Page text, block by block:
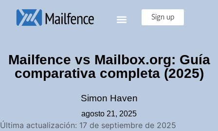
Sign up
Mailfence vs Mailbox.org: Guía
comparativa completa (2025)
Simon Haven
agosto 21, 2025
Última actualización: 17 de septiembre de 2025